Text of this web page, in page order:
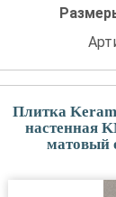
Плитка
настенная
матовый